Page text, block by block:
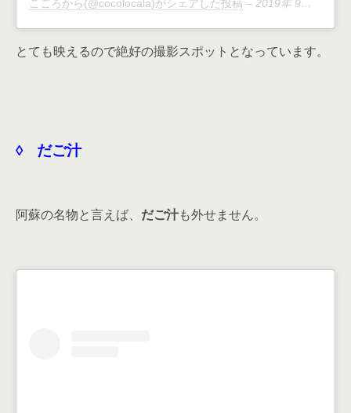
こころから(@cocolocala)がシェアした投稿 – 2019年 9月月10日午後7時45分PDT
とても映えるので絶好の撮影スポットとなっています。
◊ だご汁
阿蘇の名物と言えば、 だご汁も外せません。